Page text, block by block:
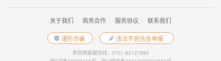
关于我们 商务合作 服务协议 联系我们
谨防诈骗 违法不良信息举报
希财网客服热线：0731-85127885